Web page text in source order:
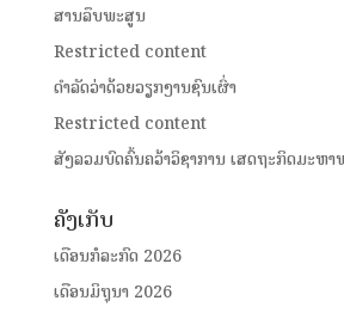
ສານລຶບພະສູນ
Restricted content
ດໍາລັດວ່າດ້ວຍວຽກງານຊົນເຜົ່າ
Restricted content
ສັງລວມບົດຄົ້ນຄວ້າວິຊາການ ເສດຖະກິດມະຫາ
ຄັງເກັບ
ເດືອນກໍລະກົດ 2026
ເດືອນມິຖຸນາ 2026